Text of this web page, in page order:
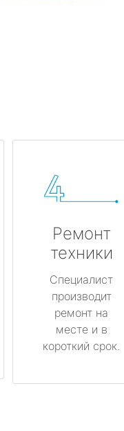
Ремонт
техники
Специалист
производит
ремонт на
месте и в
короткий срок.